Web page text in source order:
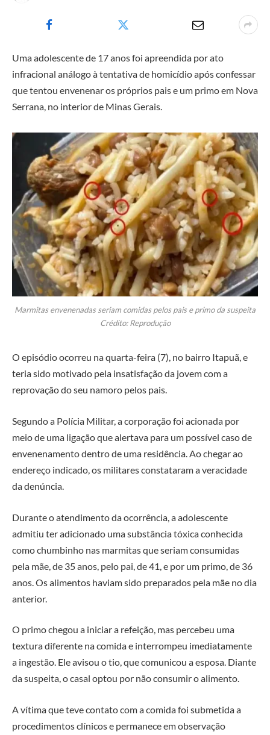
Uma adolescente de 17 anos foi apreendida por ato
infracional análogo à tentativa de homicídio após confessar
que tentou envenenar os próprios pais e um primo em Nova
Serrana, no interior de Minas Gerais.
Marmitas envenenadas seriam comidas pelos pais e primo da suspeita
Crédito: Reprodução
O episódio ocorreu na quarta-feira (7), no bairro Itapuã, e
teria sido motivado pela insatisfação da jovem com a
reprovação do seu namoro pelos pais.
Segundo a Polícia Militar, a corporação foi acionada por
meio de uma ligação que alertava para um possível caso de
envenenamento dentro de uma residência. Ao chegar ao
endereço indicado, os militares constataram a veracidade
da denúncia.
Durante o atendimento da ocorrência, a adolescente
admitiu ter adicionado uma substância tóxica conhecida
como chumbinho nas marmitas que seriam consumidas
pela mãe, de 35 anos, pelo pai, de 41, e por um primo, de 36
anos. Os alimentos haviam sido preparados pela mãe no dia
anterior.
O primo chegou a iniciar a refeição, mas percebeu uma
textura diferente na comida e interrompeu imediatamente
a ingestão. Ele avisou o tio, que comunicou a esposa. Diante
da suspeita, o casal optou por não consumir o alimento.
A vítima que teve contato com a comida foi submetida a
procedimentos clínicos e permanece em observação